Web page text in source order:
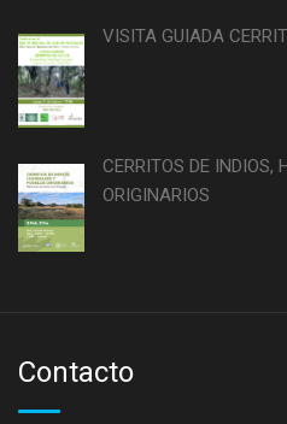
VISITA GUIADA
CERRITOS DE INDIOS,
ORIGINARIOS
Contacto